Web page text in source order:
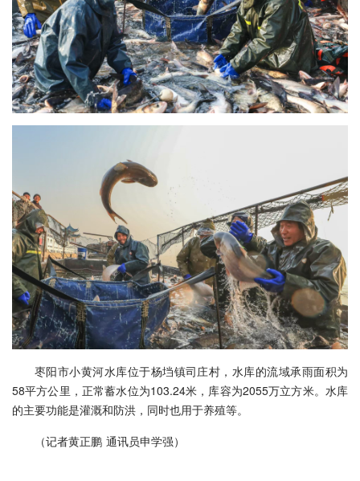
枣阳市小黄河水库位于杨垱镇司庄村，水库的流域承雨面积为
58平方公里，正常蓄水位为103.24米，库容为2055万立方米。水库
的主要功能是灌溉和防洪，同时也用于养殖等。
（记者黄正鹏 通讯员申学强）